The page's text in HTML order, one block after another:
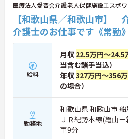
医療法人愛晋会介護老人保健施設エスポ
【和歌山県／和歌山市】
介護士のお仕事です《常勤》
給料
月収 22.5万円～24.5
当含む諸手当込）
年収327万円～356
の場合）
勤務地
和歌山県 和歌山市
ＪＲ紀勢本線(亀山
車9分